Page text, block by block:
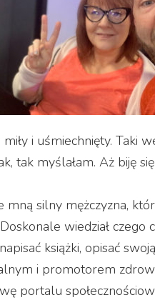
i uśmiechnięty. Taki
tak myślałam. Aż biję
mną silny mężczyzna,
wiedział czego
książki, opisać
i promotorem
portalu